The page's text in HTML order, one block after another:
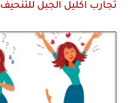
تجارب اكليل الجبل للتنحيف